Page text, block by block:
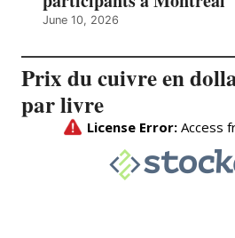
June 10, 2026
Prix du cuivre en
par livre